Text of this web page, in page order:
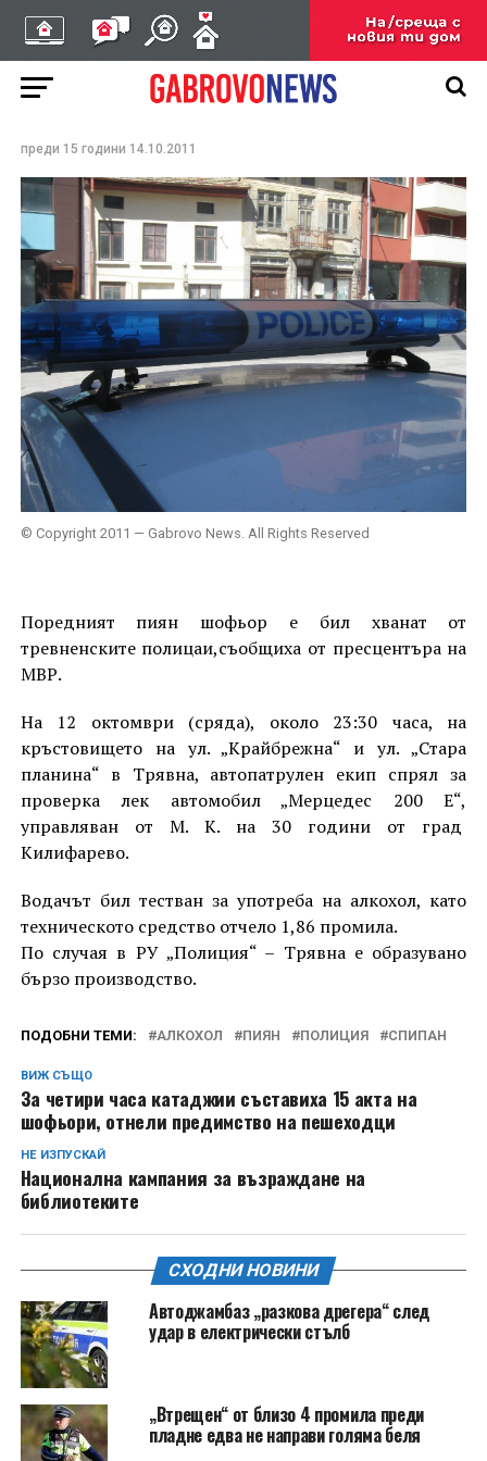
Спипаха пиян с 1,82
промила алкохол зад
волана в Трявна
преди 15 години 14.10.2011
© Copyright 2011 — Gabrovo News. All Rights Reserved
Поредният пиян шофьор е бил хванат от
тревненските полицаи,съобщиха от пресцентъра на
МВР.
На 12 октомври (сряда), около 23:30 часа, на
кръстовището на ул. „Крайбрежна“ и ул. „Стара
планина“ в Трявна, автопатрулен екип спрял за
проверка лек автомобил „Мерцедес 200 Е“,
управляван от М. К. на 30 години от град
Килифарево.
Водачът бил тестван за употреба на алкохол, като
техническото средство отчело 1,86 промила.
По случая в РУ „Полиция“ – Трявна е образувано
бързо производство.
ПОДОБНИ ТЕМИ: АЛКОХОЛ ПИЯН ПОЛИЦИЯ СПИПАН
ВИЖ СЪЩО
За четири часа катаджии съставиха 15 акта на
шофьори, отнели предимство на пешеходци
НЕ ИЗПУСКАЙ
Национална кампания за възраждане на
библиотеките
СХОДНИ НОВИНИ
Автоджамбаз „разкова дрегера“ след
удар в електрически стълб
„Втрещен“ от близо 4 промила преди
пладне едва не направи голяма беля